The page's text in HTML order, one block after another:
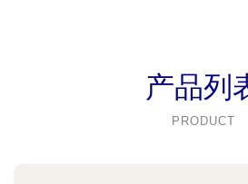
产品列
PRODUCT